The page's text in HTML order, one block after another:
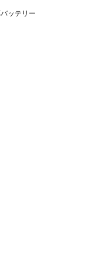
ッテリー